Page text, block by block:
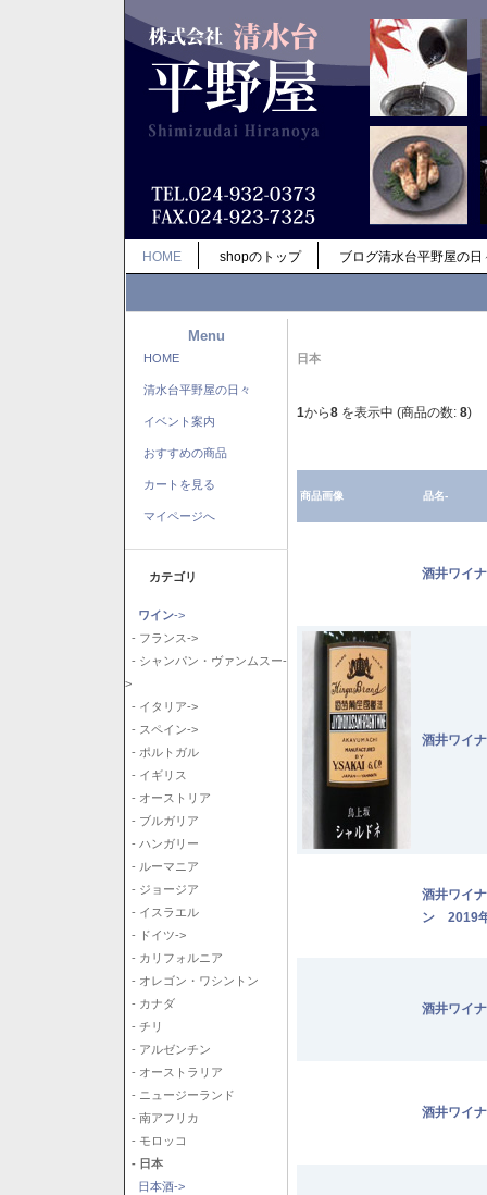
HOME shopのトップ ブログ清水台平野屋の日
Menu
HOME
清水台平野屋の日々
イベント案内
おすすめの商品
カートを見る
マイページへ
カテゴリ
ワイン->
- フランス->
- シャンパン・ヴァンムスー-
>
- イタリア->
- スペイン->
- ポルトガル
- イギリス
- オーストリア
- ブルガリア
- ハンガリー
- ルーマニア
- ジョージア
- イスラエル
- ドイツ->
- カリフォルニア
- オレゴン・ワシントン
- カナダ
- チリ
- アルゼンチン
- オーストラリア
- ニュージーランド
- 南アフリカ
- モロッコ
- 日本
日本酒->
日本
1から8 を表示中 (商品の数: 8)
商品画像 品名-
酒井ワイ
酒井ワイ
酒井ワイ
ン 2019
酒井ワイ
酒井ワイ